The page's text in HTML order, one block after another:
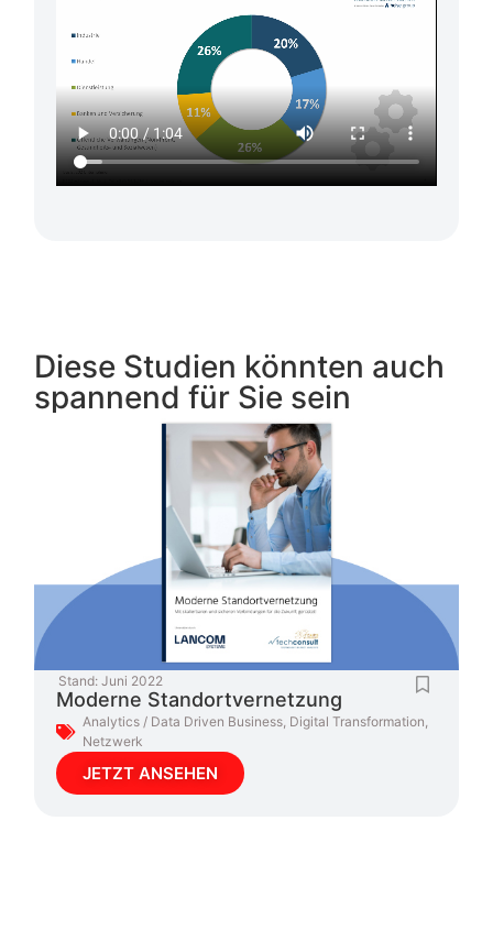
Diese Studien könnten auch
spannend für Sie sein
Stand: Juni 2022
Moderne Standortvernetzung
Analytics / Data Driven Business Digital Transformation
Netzwerk
JETZT ANSEHEN